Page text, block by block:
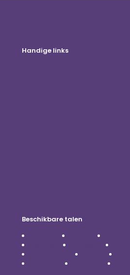
Handige links
Beschikbare talen